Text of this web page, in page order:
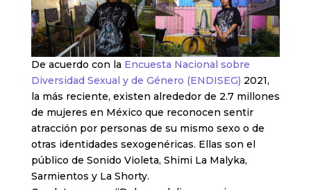
De acuerdo con la Encuesta Nacional sobre
Diversidad Sexual y de Género (ENDISEG) 2021,
la más reciente, existen alrededor de 2.7 millones
de mujeres en México que reconocen sentir
atracción por personas de su mismo sexo o de
otras identidades sexogenéricas. Ellas son el
público de Sonido Violeta, Shimi La Malyka,
Sarmientos y La Shorty.